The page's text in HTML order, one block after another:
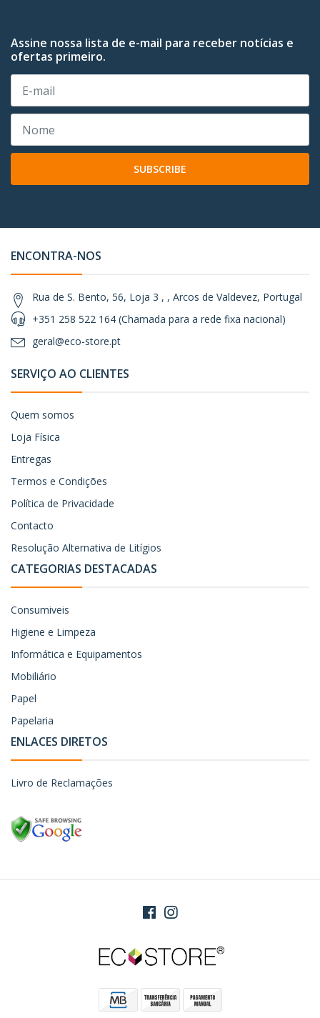
Assine nossa lista de e-mail para receber notícias e
ofertas primeiro.
SUBSCRIBE
ENCONTRA-NOS
Rua de S. Bento, 56, Loja 3 , , Arcos de Valdevez, Portugal
+351 258 522 164 (Chamada para a rede fixa nacional)
geral@eco-store.pt
SERVIÇO AO CLIENTES
Quem somos
Loja Física
Entregas
Termos e Condições
Política de Privacidade
Contacto
Resolução Alternativa de Litígios
CATEGORIAS DESTACADAS
Consumiveis
Higiene e Limpeza
Informática e Equipamentos
Mobiliário
Papel
Papelaria
ENLACES DIRETOS
Livro de Reclamações